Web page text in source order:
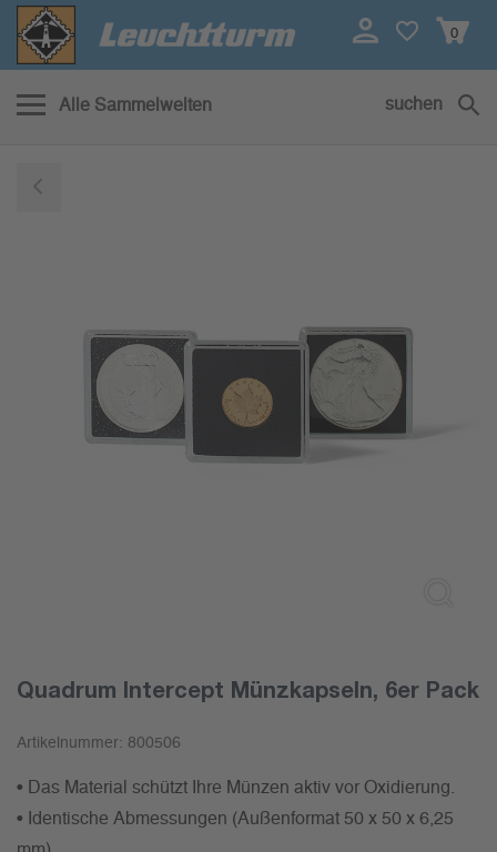
0
Alle Sammelwelten suchen
Quadrum Intercept Münzkapseln, 6er Pack
Artikelnummer: 800506
• Das Material schützt Ihre Münzen aktiv vor Oxidierung.
• Identische Abmessungen (Außenformat 50 x 50 x 6,25